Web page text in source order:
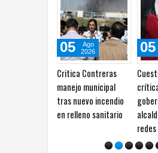
Critica Contreras
manejo municipal
tras nuevo incendio
en relleno sanitario
Cuestiona Estrada
críticas de la
gobernadora a
alcaldesa por uso de
05
Ago
2026